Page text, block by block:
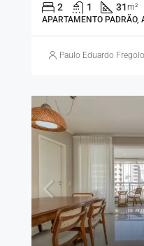
2 1 31m²
APARTAMENTO PADRÃO,
Paulo Eduardo